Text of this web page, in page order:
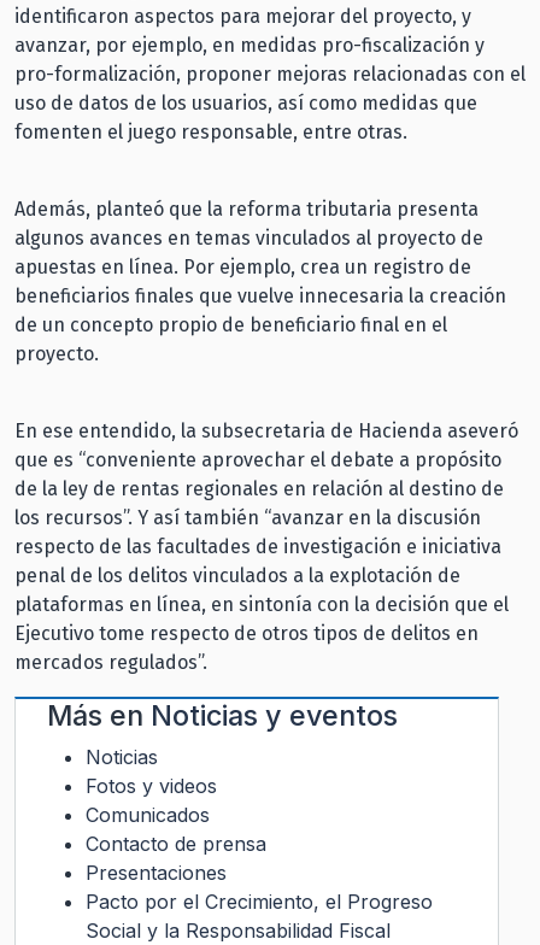
identificaron aspectos para mejorar del proyecto, y
avanzar, por ejemplo, en medidas pro-fiscalización y
pro-formalización, proponer mejoras relacionadas con el
uso de datos de los usuarios, así como medidas que
fomenten el juego responsable, entre otras.
Además, planteó que la reforma tributaria presenta
algunos avances en temas vinculados al proyecto de
apuestas en línea. Por ejemplo, crea un registro de
beneficiarios finales que vuelve innecesaria la creación
de un concepto propio de beneficiario final en el
proyecto.
En ese entendido, la subsecretaria de Hacienda aseveró
que es “conveniente aprovechar el debate a propósito
de la ley de rentas regionales en relación al destino de
los recursos”. Y así también “avanzar en la discusión
respecto de las facultades de investigación e iniciativa
penal de los delitos vinculados a la explotación de
plataformas en línea, en sintonía con la decisión que el
Ejecutivo tome respecto de otros tipos de delitos en
mercados regulados”.
Más en Noticias y eventos
Noticias
Fotos y videos
Comunicados
Contacto de prensa
Presentaciones
Pacto por el Crecimiento, el Progreso
Social y la Responsabilidad Fiscal